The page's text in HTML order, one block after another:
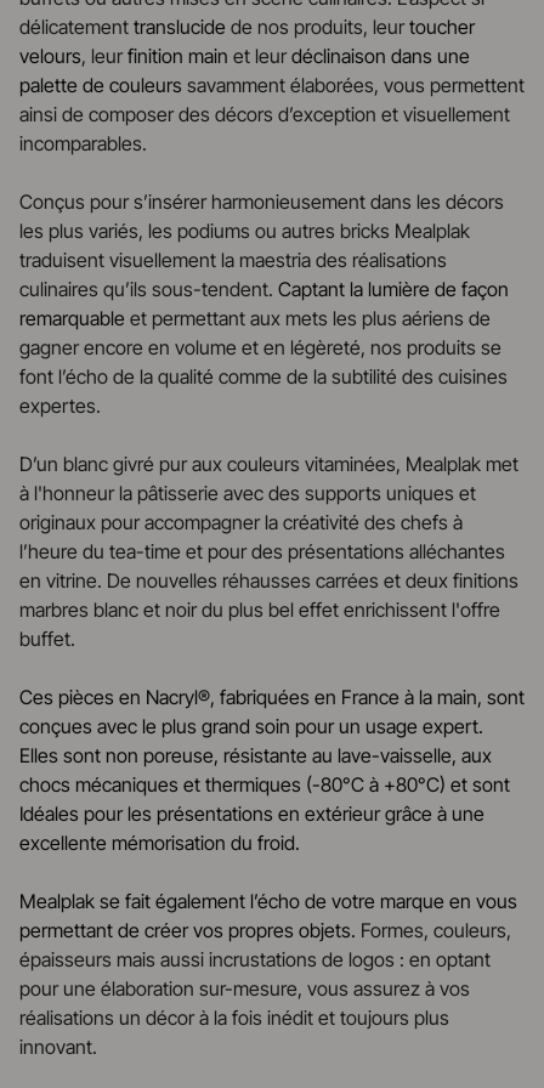
délicatement translucide de nos produits, leurtoucher
velours, leurfinition main et leurdéclinaison dans une
palette de couleurs savamment élaborées, vous permettent
ainsi de composer des décors d’exception et visuellement
incomparables.
Conçus pour s’insérer harmonieusement dans les décors
les plus variés, les podiums ou autres bricks Mealplak
traduisent visuellement la maestria des réalisations
culinaires qu’ils sous-tendent. Captant la lumière de façon
remarquable et permettant aux mets les plus aériens de
gagner encore en volume et en légèreté, nos produits se
font l’écho de la qualité comme de la subtilité des cuisines
expertes.
D’un blanc givré pur aux couleurs vitaminées, Mealplak met
à l'honneur la pâtisserie avec des supports uniques et
originaux pour accompagner la créativité des chefs à
l’heure du tea-time et pour des présentations alléchantes
en vitrine. De nouvelles réhausses carrées et deux finitions
marbres blanc et noir du plus bel effet enrichissent l'offre
buffet.
Ces pièces en Nacryl®, fabriquées en France à la main, sont
conçues avec le plus grand soin pour un usage expert.
Elles sont non poreuse, résistante au lave-vaisselle, aux
chocs mécaniques et thermiques (-80°C à +80°C) et sont
Idéales pour les présentations en extérieur grâce à une
excellente mémorisation du froid.
Mealplak se fait également l’écho de votre marque en vous
permettant de créer vos propres objets. Formes, couleurs,
épaisseurs mais aussi incrustations de logos : en optant
pour une élaboration sur-mesure, vous assurez à vos
réalisations un décor à la fois inédit et toujours plus
innovant.